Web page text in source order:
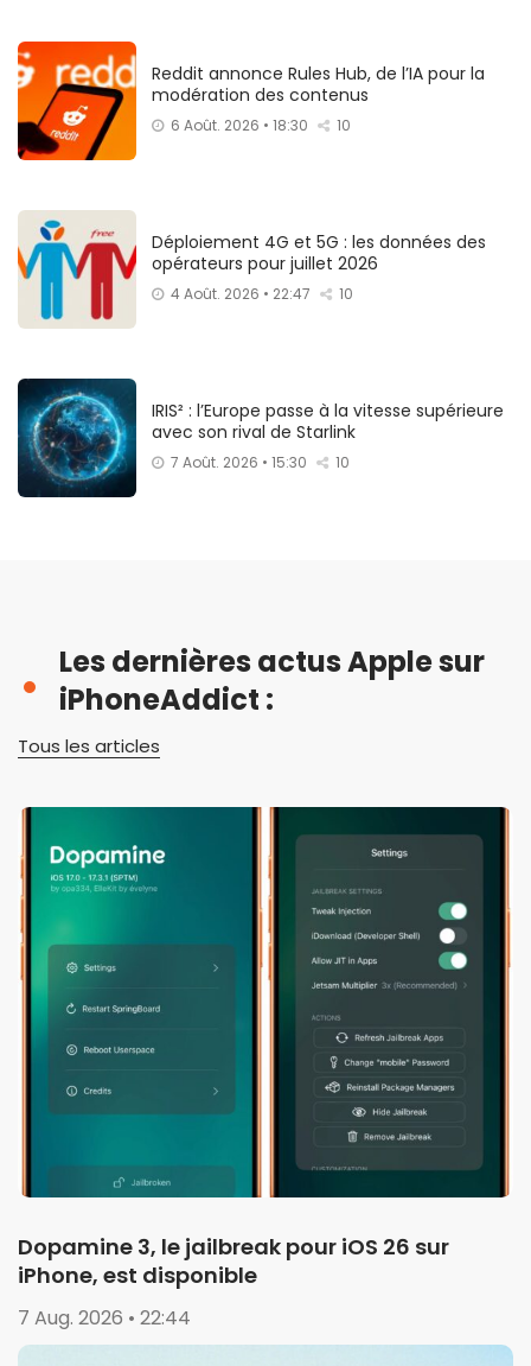
Reddit annonce Rules Hub, de l’IA pour la
modération des contenus
6 Août. 2026 • 18:30 10
Déploiement 4G et 5G : les données des
opérateurs pour juillet 2026
4 Août. 2026 • 22:47 10
IRIS² : l’Europe passe à la vitesse supérieure
avec son rival de Starlink
7 Août. 2026 • 15:30 10
Les dernières actus Apple sur
iPhoneAddict :
Tous les articles
Dopamine 3, le jailbreak pour iOS 26 sur
iPhone, est disponible
7 Aug. 2026 • 22:44